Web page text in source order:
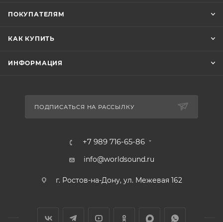
В КОРЗИНУ
ПОКУПАТЕЛЯМ
КАК КУПИТЬ
ИНФОРМАЦИЯ
ПОДПИСАТЬСЯ НА РАССЫЛКУ
+7 989 716-65-86
info@worldsound.ru
г. Ростов-на-Дону, ул. Межевая 162